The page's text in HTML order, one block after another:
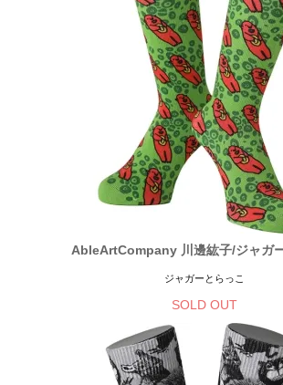
AbleArtCompany 川邊紘子/ジャガ
ジャガーとらっこ
SOLD OUT